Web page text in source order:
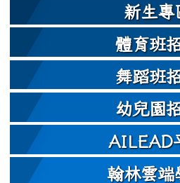
新生專
體育班
舞蹈班
幼兒園
AILEAD
翰林雲端